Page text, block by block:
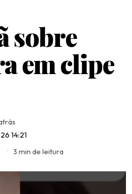
sobre
em clipe
14:21
3 min de leitura